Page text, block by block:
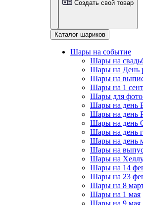
Создать свой товар
Каталог шариков
Шары на событие
Шары на
Шары на День
Шары на
Шары на 1
Шары для
Шары на день
Шары на день
Шары на день
Шары на день
Шары на день
Шары на
Шары на
Шары на 14
Шары на 23
Шары на 8
Шары на 1 мая
Шары на 9 мая